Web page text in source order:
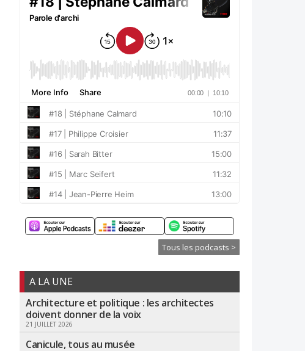
Tous les podcasts >
A LA UNE
Architecture et politique : les architectes
doivent donner de la voix
21 JUILLET 2026
Canicule, tous au musée